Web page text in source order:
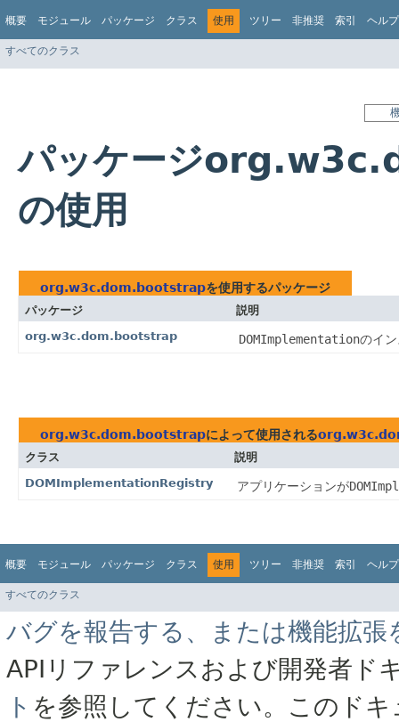
概要 モジュール パッケージ クラス 使用 ツリー 非推奨 索引 ヘルプ
すべてのクラス
パッケージ
の使用
org.w3c.dom.bootstrapを使用するパッケージ
パッケージ
説明
org.w3c.dom.bootstrap
DOMImplementationのイ
org.w3c.dom.bootstrapによって使用される
クラス
説明
DOMImplementationRegistry
アプリケーションが
概要 モジュール パッケージ クラス 使用 ツリー 非推奨 索引 ヘルプ
すべてのクラス
バグを報告する、または機能拡張
APIリファレンスおよび開発者ド
ト を参照してください。このド